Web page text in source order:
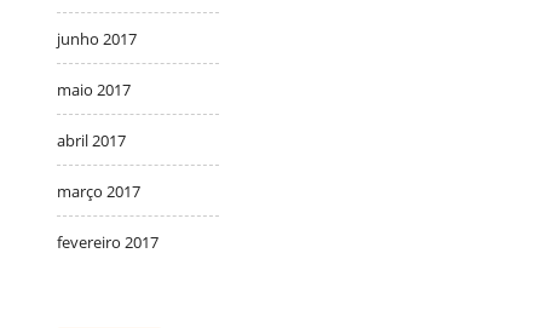
junho 2017
maio 2017
abril 2017
março 2017
fevereiro 2017